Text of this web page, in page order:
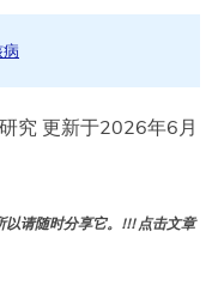
究 更新于2026年6月
以请随时分享它。!!! 点击文章